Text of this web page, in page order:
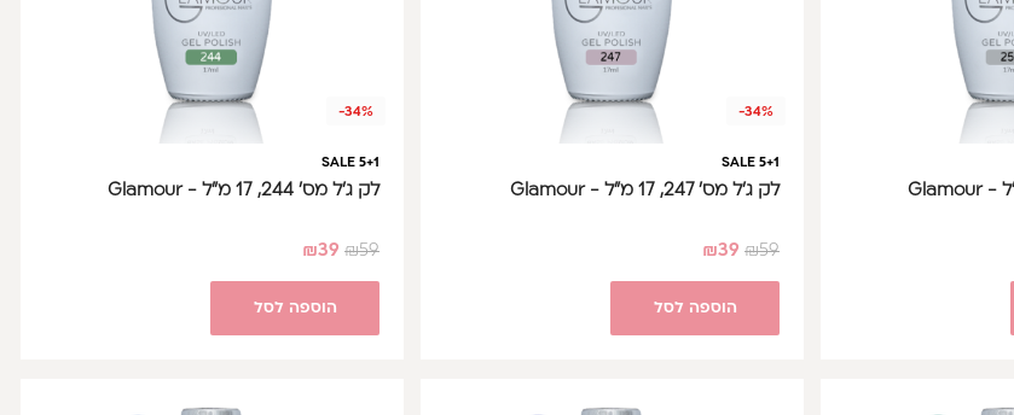
-34%
SALE 5+1
לק ג'ל מס' 247, 17 מ"ל - Glamour
₪59
₪39
הוספה לסל
-34%
SALE 5+1
לק ג'ל מס' 244, 17 מ"ל - Glamour
₪59
₪39
הוספה לסל